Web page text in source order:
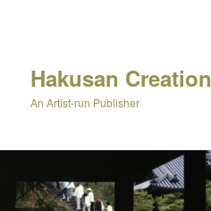
Hakusan Creation
An Artist-run Publisher